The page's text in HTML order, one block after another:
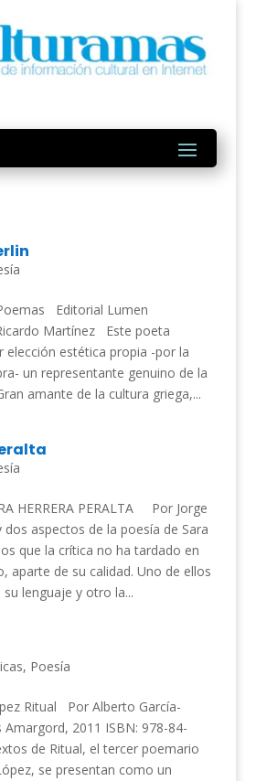
Editorial Lumen
Martínez Este poeta
elección estética propia -por la
un representante genuino de la
amante de la cultura griega,...
HERRERA PERALTA Por Jorge
aspectos de la poesía de Sara
que la crítica no ha tardado en
aparte de su calidad. Uno de ellos
lenguaje y otro la...
, Poesía
Ritual Por Alberto García-
2011 ISBN: 978-84-
de Ritual, el tercer poemario
se presentan como un